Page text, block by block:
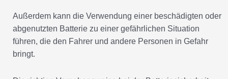
abgenutzten Batterie zu einer gefährlichen Situation
führen, die den Fahrer und andere Personen in Gefahr
bringt.